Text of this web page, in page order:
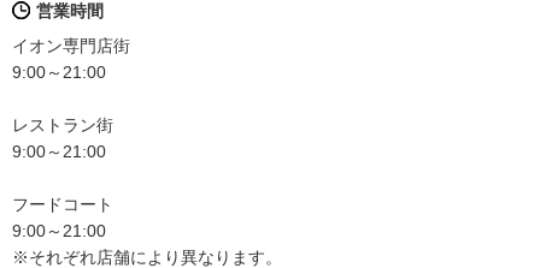
営業時間
イオン専門店街
9:00～21:00
レストラン街
9:00～21:00
フードコート
9:00～21:00
※それぞれ店舗により異なります。